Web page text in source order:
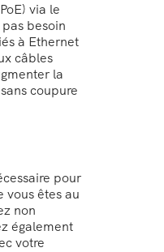
via le
besoin
à Ethernet
câbles
la
coupure
pour
êtes au
non
également
votre